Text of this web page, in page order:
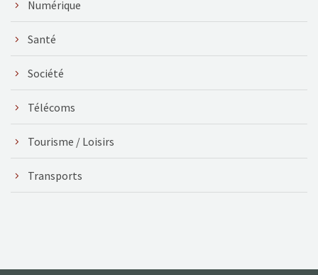
Numérique
Santé
Société
Télécoms
Tourisme / Loisirs
Transports